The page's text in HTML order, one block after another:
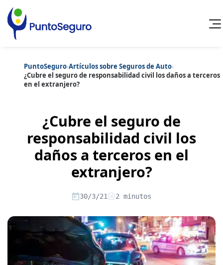
Cancelar
Artículos sobre Otros Seguros
Artículos sobre Seguros de Auto
Artículos sobre Seguros de Hogar
Artículos sobre Seguros de SaludContenido extra
Artículos sobre Convenios Colectivos
Artículos sobre Educación Financiera
Artículos sobre Seguros de Vida Hipoteca
Artículos sobre Seguros de Decesos
Artículos sobre la Jubilación
PuntoSeguro›Artículos sobre Seguros de Auto›
¿Cubre el seguro de responsabilidad civil los daños a terceros
en el extranjero?
¿Cubre el seguro de
responsabilidad civil los
daños a terceros en el
extranjero?
30/3/21 2 minutos